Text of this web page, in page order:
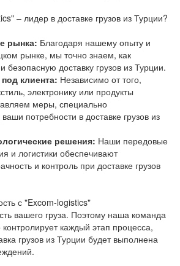
– лидер в доставке грузов из Турции?
рынка: Благодаря нашему опыту и
рынке, мы точно знаем, как
безопасную доставку грузов из Турции.
клиента: Независимо от того,
электронику или продукты
меры, специально
потребности в доставке грузов из
решения: Наши передовые
и логистики обеспечивают
и контроль при доставке грузов
с "Excom-logistics"
вашего груза. Поэтому наша команда
каждый этап процесса,
грузов из Турции будет выполнена